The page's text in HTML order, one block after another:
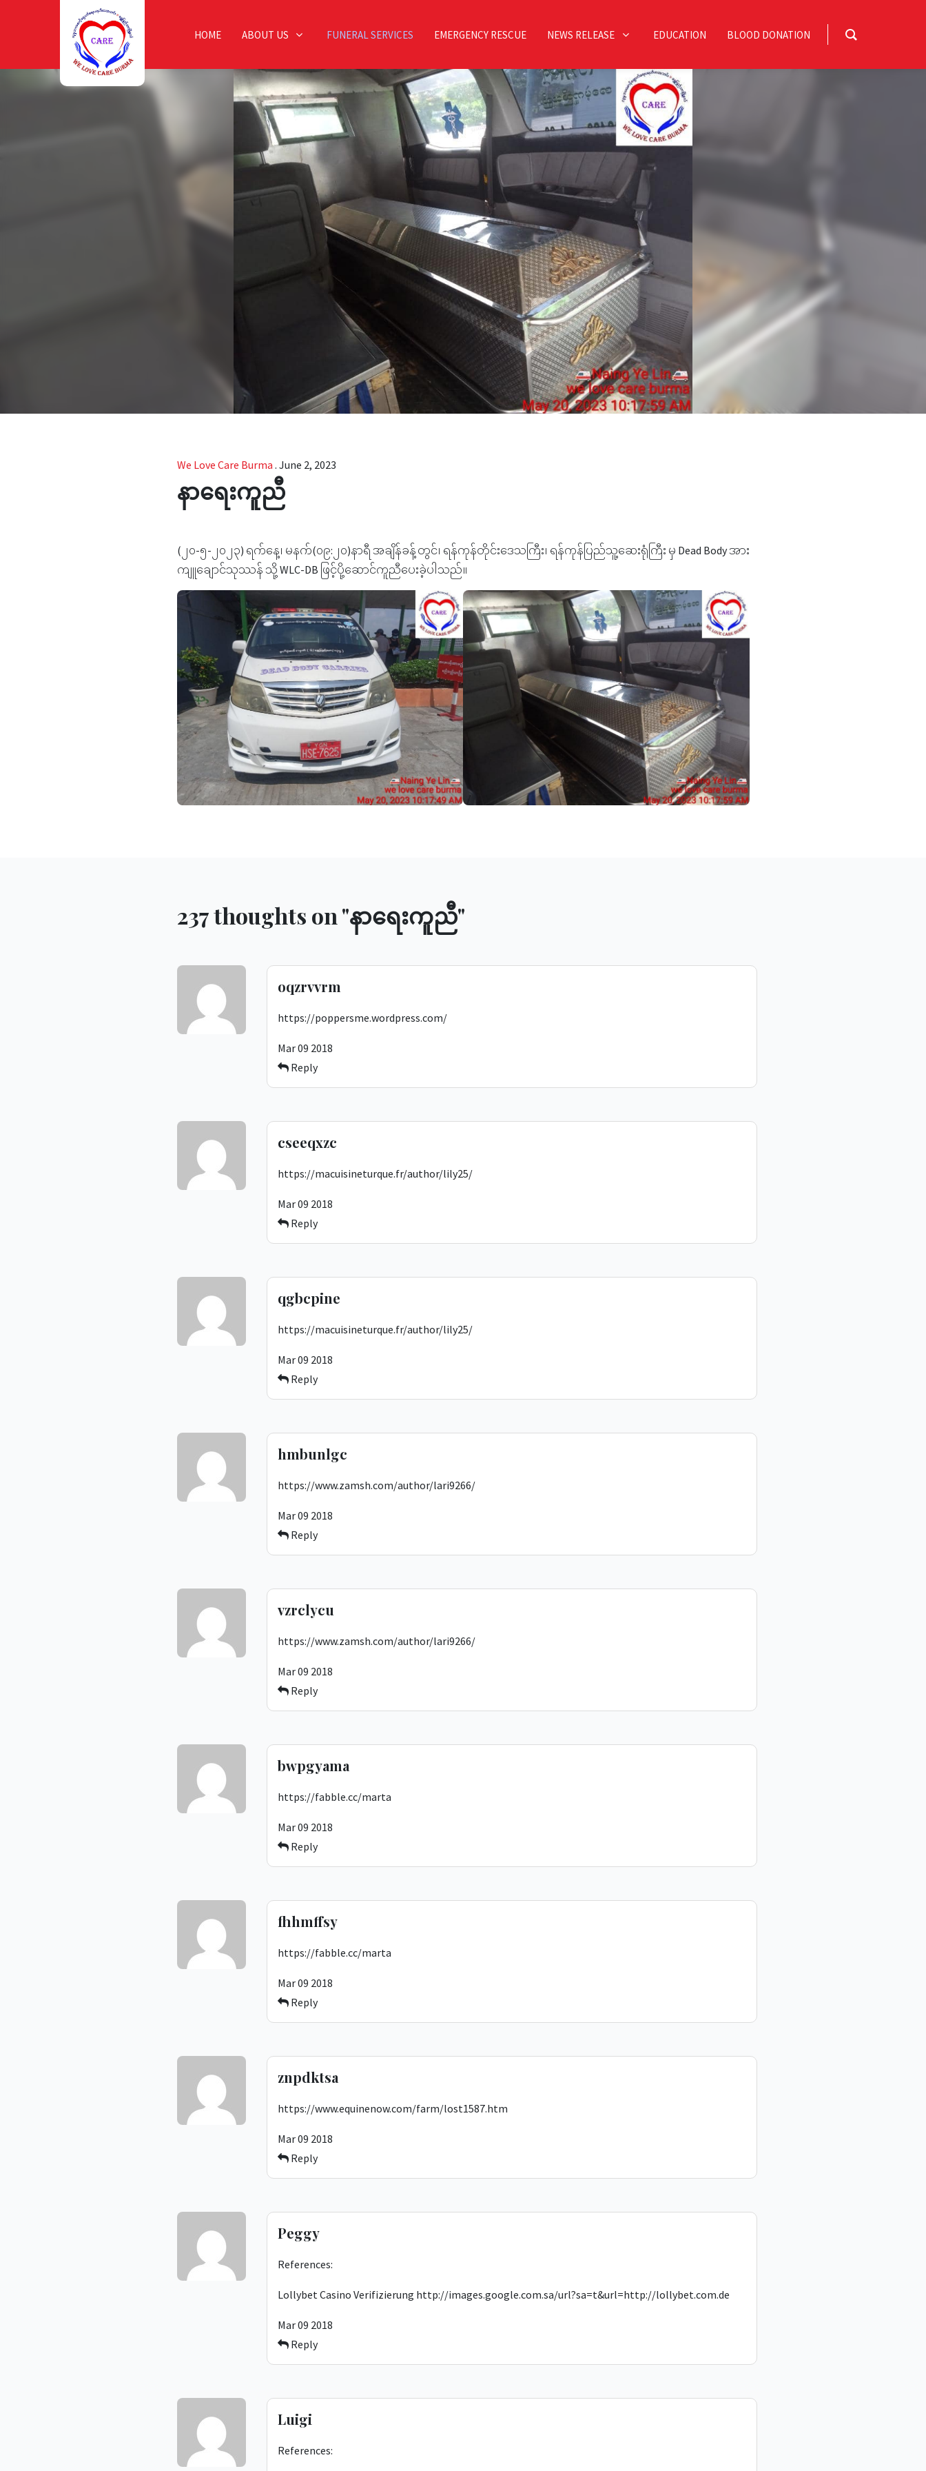
HOME ABOUT US FUNERAL SERVICES EMERGENCY RESCUE NEWS RELEASE EDUCATION BLOOD DONATION
We Love Care Burma . June 2, 2023
နာရေးကူညီ
(၂၀-၅-၂၀၂၃) ရက်နေ့၊ ‌မနက်(၀၉:၂၀)နာရီ အချိန်ခန့်တွင်၊ ရန်ကုန်တိုင်းဒေသကြီး၊‌ ရန်ကုန်ပြည်သူ့ဆေးရုံကြီး မှ Dead Body အား
ကျူချောင်သုဿန် သို့ WLC-DB ဖြင့်ပို့ဆောင်ကူညီပေးခဲ့ပါသည်။
237 thoughts on "နာရေးကူညီ"
oqzrvvrm
https://poppersme.wordpress.com/
Mar 09 2018
Reply
cseeqxzc
https://macuisineturque.fr/author/lily25/
Mar 09 2018
Reply
qgbcpine
https://macuisineturque.fr/author/lily25/
Mar 09 2018
Reply
hmbunlgc
https://www.zamsh.com/author/lari9266/
Mar 09 2018
Reply
vzrclycu
https://www.zamsh.com/author/lari9266/
Mar 09 2018
Reply
bwpgyama
https://fabble.cc/marta
Mar 09 2018
Reply
fhhmffsy
https://fabble.cc/marta
Mar 09 2018
Reply
znpdktsa
https://www.equinenow.com/farm/lost1587.htm
Mar 09 2018
Reply
Peggy
References:
Lollybet Casino Verifizierung http://images.google.com.sa/url?sa=t&url=http://lollybet.com.de
Mar 09 2018
Reply
Luigi
References: